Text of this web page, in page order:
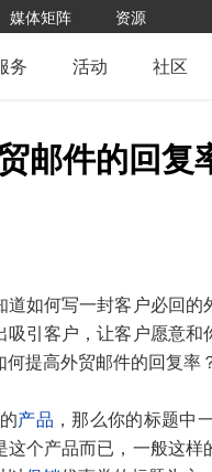
媒体矩阵 资源
务 活动 社区
邮件的回复
道如何写一封客户必回的
吸引客户，让客户愿意
提高外贸邮件的回复率
产品 ，那么你的标题中
这个产品而已，一般这